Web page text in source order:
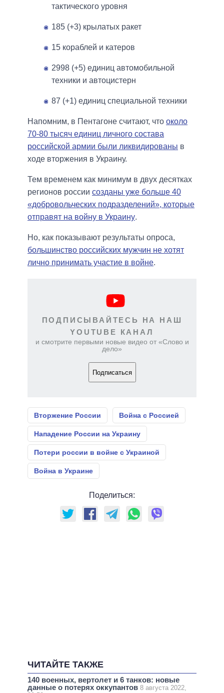
тактического уровня
185 (+3) крылатых ракет
15 кораблей и катеров
2998 (+5) единиц автомобильной
техники и автоцистерн
87 (+1) единиц специальной техники
Напомним, в Пентагоне считают, что около
70-80 тысяч единиц личного состава
российской армии были ликвидированы в
ходе вторжения в Украину.
Тем временем как минимум в двух десятках
регионов россии созданы уже больше 40
«добровольческих подразделений», которые
отправят на войну в Украину.
Но, как показывают результаты опроса,
большинство российских мужчин не хотят
лично принимать участие в войне.
ПОДПИСЫВАЙТЕСЬ НА НАШ
YOUTUBE КАНАЛ
и смотрите первыми новые видео от «Слово и
дело»
Подписаться
Вторжение России Война с Россией
Нападение России на Украину
Потери россии в войне с Украиной
Война в Украине
Поделиться:
ЧИТАЙТЕ ТАКЖЕ
140 военных, вертолет и 6 танков: новые
данные о потерях оккупантов 8 августа 2022,